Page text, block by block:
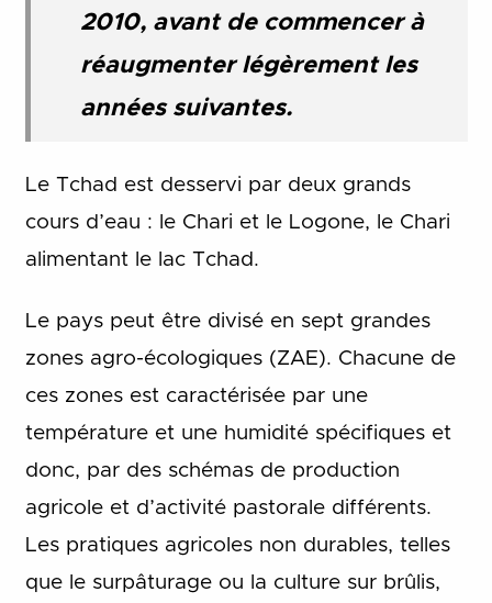
2010, avant de commencer à
réaugmenter légèrement les
années suivantes.
Le Tchad est desservi par deux grands
cours d’eau : le Chari et le Logone, le Chari
alimentant le lac Tchad.
Le pays peut être divisé en sept grandes
zones agro-écologiques (ZAE). Chacune de
ces zones est caractérisée par une
température et une humidité spécifiques et
donc, par des schémas de production
agricole et d’activité pastorale différents.
Les pratiques agricoles non durables, telles
que le surpâturage ou la culture sur brûlis,